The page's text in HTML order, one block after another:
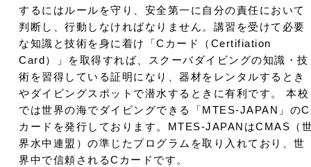
するにはルールを守り、安全第一に自分の責任において
判断し、行動しなければなりません。講習を受けて必要
な知識と技術を身に着け「Cカード（Certifiation
Card）」を取得すれば、スクーバダイビングの知識・技
術を習得している証明になり、器材をレンタルするとき
やダイビングスポットで潜水するときに有利です。 本校
では世界の海でダイビングできる「MTES-JAPAN」のC
カードを発行しております。MTES-JAPANはCMAS（
界水中連盟）の準じたプログラムを取り入れており、世
界中で信頼されるCカードです。